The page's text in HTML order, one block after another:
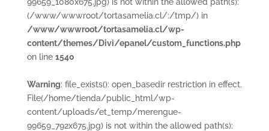
(/www/wwwroot/tortasamelia.cl/:/tmp/) in
/www/wwwroot/tortasamelia.cl/wp-
content/themes/Divi/epanel/custom_functions.php
on line 1540
Warning: file_exists(): open_basedir restriction in effect.
File(/home/tienda/public_html/wp-
content/uploads/et_temp/merengue-
99659_792x675.jpg) is not within the allowed path(s):